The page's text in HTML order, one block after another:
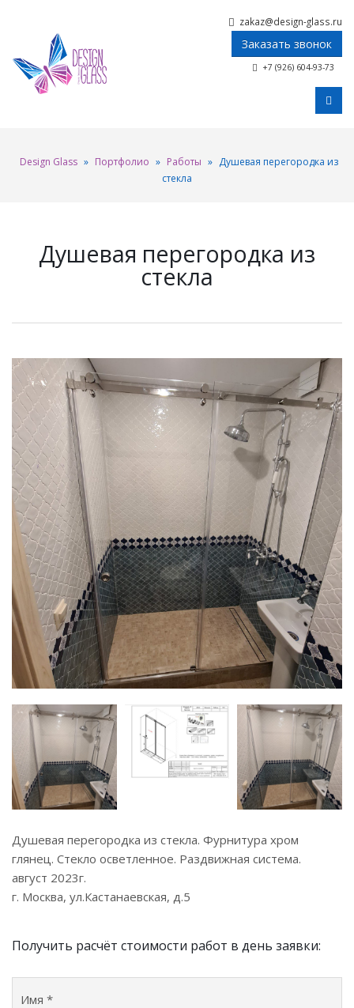
zakaz@design-glass.ru
Заказать звонок
+7 (926) 604-93-73
Design Glass » Портфолио » Работы » Душевая перегородка из
стекла
Душевая перегородка из
стекла
Душевая перегородка из стекла. Фурнитура хром
глянец. Стекло осветленное. Раздвижная система.
август 2023г.
г. Москва, ул.Кастанаевская, д.5
Получить расчёт стоимости работ в день заявки:
Имя *